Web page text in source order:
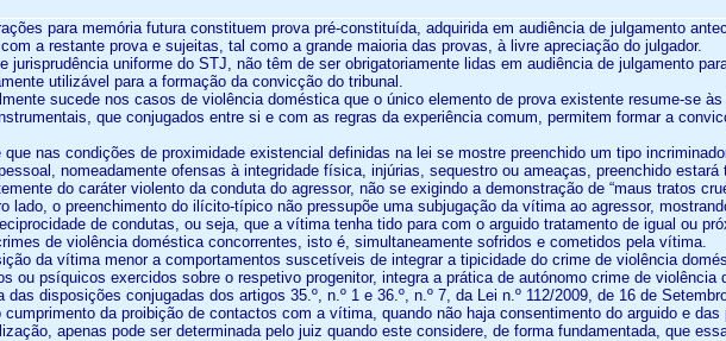
para memória futura constituem prova pré-constituída, adquirida em audiência de julgamento
a restante prova e sujeitas, tal como a grande maioria das provas, à livre apreciação do julgador.
jurisprudência uniforme do STJ, não têm de ser obrigatoriamente lidas em audiência de julgamento
utilizável para a formação da convicção do tribunal.
sucede nos casos de violência doméstica que o único elemento de prova existente resume-se
que conjugados entre si e com as regras da experiência comum, permitem formar a
que nas condições de proximidade existencial definidas na lei se mostre preenchido um tipo
nomeadamente ofensas à integridade física, injúrias, sequestro ou ameaças, preenchido
do caráter violento da conduta do agressor, não se exigindo a demonstração de “maus tratos
lado, o preenchimento do ilícito-típico não pressupõe uma subjugação da vítima ao agressor,
de condutas, ou seja, que a vítima tenha tido para com o arguido tratamento de igual ou
de violência doméstica concorrentes, isto é, simultaneamente sofridos e cometidos pela vítima.
da vítima menor a comportamentos suscetíveis de integrar a tipicidade do crime de violência
ou psíquicos exercidos sobre o respetivo progenitor, integra a prática de autónomo crime de violência
das disposições conjugadas dos artigos 35.º, n.º 1 e 36.º, n.º 7, da Lei n.º 112/2009, de 16 de
cumprimento da proibição de contactos com a vítima, quando não haja consentimento do arguido e
apenas pode ser determinada pelo juiz quando este considere, de forma fundamentada, que